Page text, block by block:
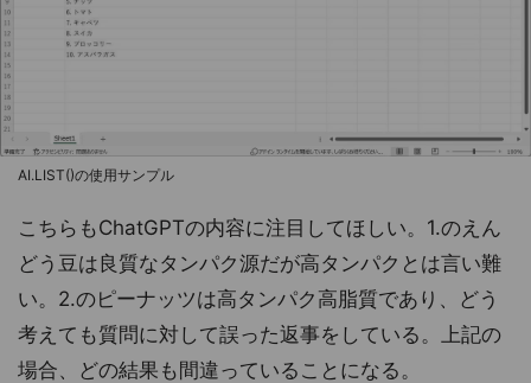
AI.LIST()の使用サンプル
こちらもChatGPTの内容に注目してほしい。1.のえん
どう豆は良質なタンパク源だが高タンパクとは言い難
い。2.のピーナッツは高タンパク高脂質であり、どう
考えても質問に対して誤った返事をしている。上記の
場合、どの結果も間違っていることになる。